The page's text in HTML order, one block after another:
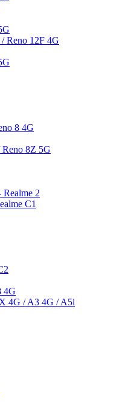
Reno 12F 4G
8 4G
8Z 5G
2
C1
4G
4G / A3 4G / A5i